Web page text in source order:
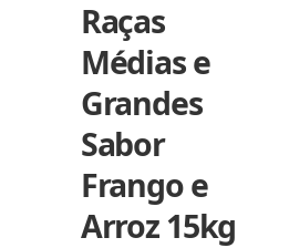
Raças
Médias e
Grandes
Sabor
Frango e
Arroz 15kg